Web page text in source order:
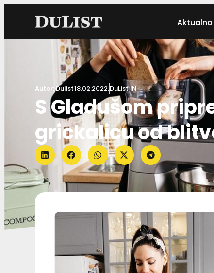
Aktualno
Autor:Dulist18.02.2022.DuList IN
S Gladušom
grickalicu od